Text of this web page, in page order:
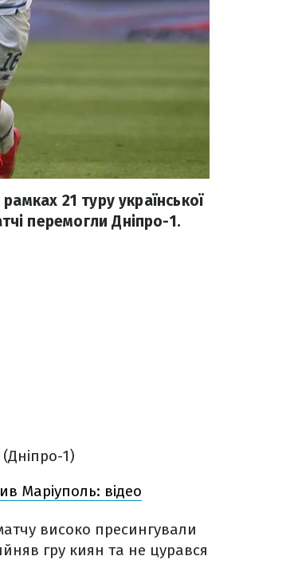
21 туру української
перемогли Дніпро-1.
1)
Маріуполь: відео
високо пресингували
гру киян та не цурався